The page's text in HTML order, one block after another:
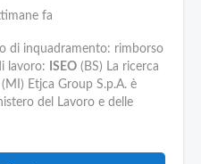
fa
di inquadramento: rimborso
lavoro:
ISEO (BS) La ricerca
Etjca Group S.p.A. è
del Lavoro e delle